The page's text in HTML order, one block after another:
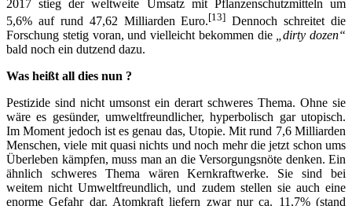
2017 stieg der weltweite Umsatz mit Pflanzenschutzmitteln um
5,6% auf rund 47,62 Milliarden Euro.[13] Dennoch schreitet die
Forschung stetig voran, und vielleicht bekommen die
„dirty dozen“
bald noch ein dutzend dazu.
Was heißt all dies nun ?
Pestizide sind nicht umsonst ein derart schweres Thema. Ohne sie
wäre es gesünder, umweltfreundlicher, hyperbolisch gar utopisch.
Im Moment jedoch ist es genau das, Utopie. Mit rund 7,6 Milliarden
Menschen, viele mit quasi nichts und noch mehr die jetzt schon ums
Überleben kämpfen, muss man an die Versorgungsnöte denken. Ein
ähnlich schweres Thema wären Kernkraftwerke. Sie sind bei
weitem nicht Umweltfreundlich, und zudem stellen sie auch eine
enorme Gefahr dar. Atomkraft liefern zwar nur ca. 11,7% (stand